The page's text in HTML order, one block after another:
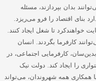
بدان بپردازند، مسئله
بنای اقتصاد را فرو می‌ریزد.
خواهندکرد تا شغل ایجاد کنند.
کارفرما بگردند. انسان
کارفرمایی اجتماعی، در
را ایجاد کند. دولت نیک
همکاری همه شهروندان، می‌تواند